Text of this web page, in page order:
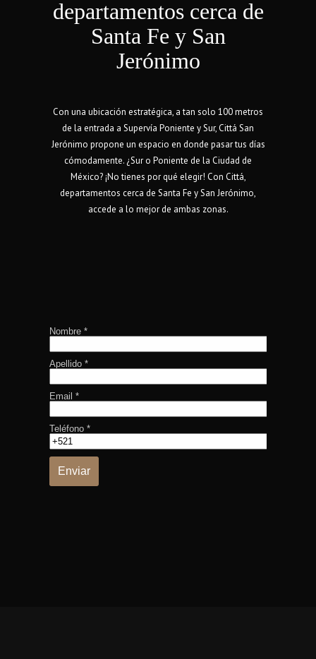
departamentos cerca de
Santa Fe y San
Jerónimo
Con una ubicación estratégica, a tan solo 100 metros
de la entrada a Supervía Poniente y Sur, Cittá San
Jerónimo propone un espacio en donde pasar tus días
cómodamente. ¿Sur o Poniente de la Ciudad de
México? ¡No tienes por qué elegir! Con Cittá,
departamentos cerca de Santa Fe y San Jerónimo,
accede a lo mejor de ambas zonas.